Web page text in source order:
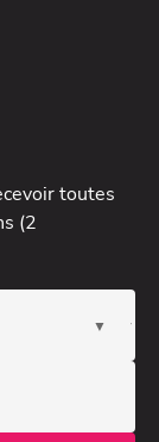
toutes
(2